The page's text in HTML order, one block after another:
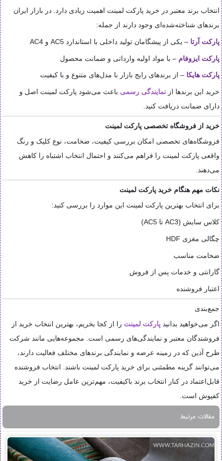
انتخاب برند معتبر در خرید پارکت لمینت اهمیت زیادی دارد. در بازار ایران
برندهای شناخته‌شده‌ای وجود دارند از جمله:
پارکت آرتا – یکی از پیشگامان تولید داخلی با استاندارد AC5 و AC4
پارکت ایزوفام – با مواد اولیه وارداتی و ضمانت محصول
پارکت هایکا – از برندهای رایج بازار با مدل‌های متنوع و با کیفیت
خرید این برندها از نمایندگی رسمی باعث می‌شود پارکت لمینت اصل و
دارای ضمانت دریافت کنید.
خرید از فروشگاه تخصصی پارکت لمینت
فروشگاه‌های تخصصی امکان بررسی کیفیت، ضخامت، نوع کلیک و رنگ
واقعی پارکت لمینت را فراهم می‌کنند و احتمال انتخاب اشتباه را کاهش
می‌دهند.
نکات مهم هنگام خرید پارکت لمینت
برای انتخاب بهترین پارکت لمینت این موارد را بررسی کنید:
کلاس سایش (AC3 تا AC5)
چگالی مغزی HDF
ضخامت مناسب
گارانتی و خدمات پس از فروش
اعتبار فروشنده
جمع‌بندی
اگر می‌خواهید بدانید پارکت لمینت را از کجا بخریم، بهترین انتخاب خرید از
فروشندگان معتبر و نمایندگی‌های رسمی است. مجموعه‌هایی مانند شرکت
طرح آذین که در زمینه عرضه و نمایندگی برندهای مختلف فعالیت دارند،
می‌توانند گزینه مطمئنی برای خرید پارکت لمینت باشند. انتخاب فروشنده
قابل‌اعتماد در کنار انتخاب برند باکیفیت، مهم‌ترین عامل رضایت از خرید
کفپوش است.
مقالات مرتبط